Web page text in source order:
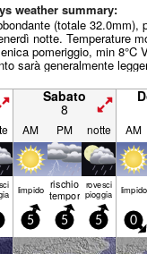
weather summary:
(totale 32.0mm),
notte. Temperature
pomeriggio, min 8°C
sarà generalmente
Sabato
8
AM PM notte AM
limp­ido rischio
temporale
rovesci
pioggia limp­ido
5 5 5 0